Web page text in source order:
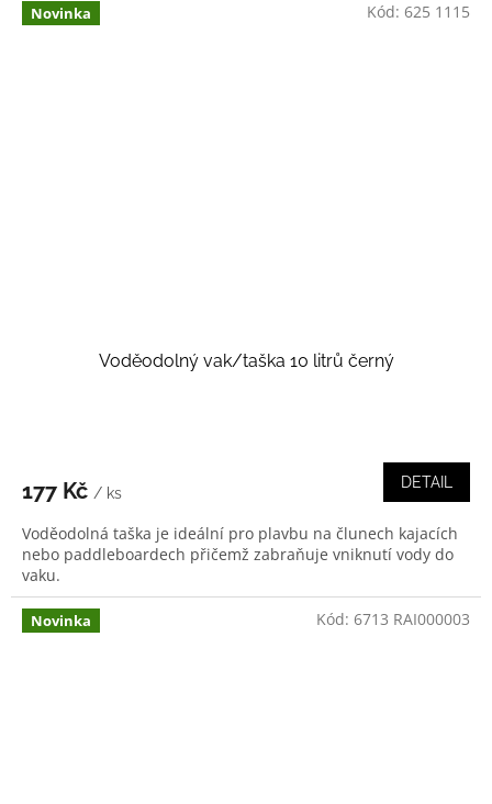
Novinka
Voděodolný vak/taška 10 litrů černý
177 Kč / ks
DETAIL
Voděodolná taška je ideální pro plavbu na člunech kajacích
nebo paddleboardech přičemž zabraňuje vniknutí vody do
vaku.
Kód: 625 1115
Novinka Kód: 6713 RAI000003